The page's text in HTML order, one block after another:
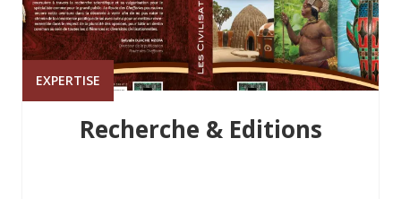
EXPERTISE
Recherche & Editions